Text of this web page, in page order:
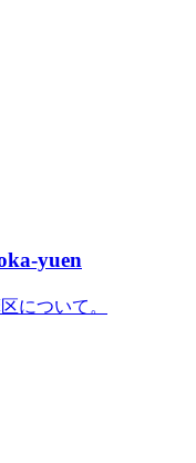
yuen
について。